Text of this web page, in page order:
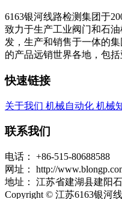
6163银河线路检测集团于
致力于生产工业阀门和石
发，生产和销售于一体的
的产品远销世界各地，包括
快速链接
关于我们 机械自动化 机械
联系我们
电话：
+86-515-80688588
网址：
http://
地址：
江苏省建湖县建阳
Copyright © 江苏6163银河